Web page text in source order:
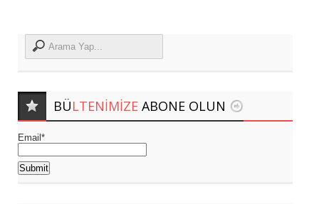
BÜLTENIMIZE ABONE OLUN
Email*